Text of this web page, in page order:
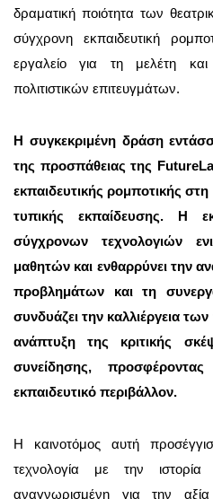
δραματική ποιότητα των
σύγχρονη εκπαιδευτική
εργαλείο για τη μελέτη
πολιτιστικών επιτευγμάτων.
Η συγκεκριμένη δράση
της προσπάθειας της
εκπαιδευτικής ρομποτικής
τυπικής εκπαίδευσης. Η
σύγχρονων τεχνολογιών
μαθητών και ενθαρρύνει την
προβλημάτων και τη
συνδυάζει την καλλιέργεια
ανάπτυξη της κριτικής
συνείδησης,
εκπαιδευτικό περιβάλλον.
Η καινοτόμος αυτή
τεχνολογία με την ιστορία
αναγνωρισμένη για την